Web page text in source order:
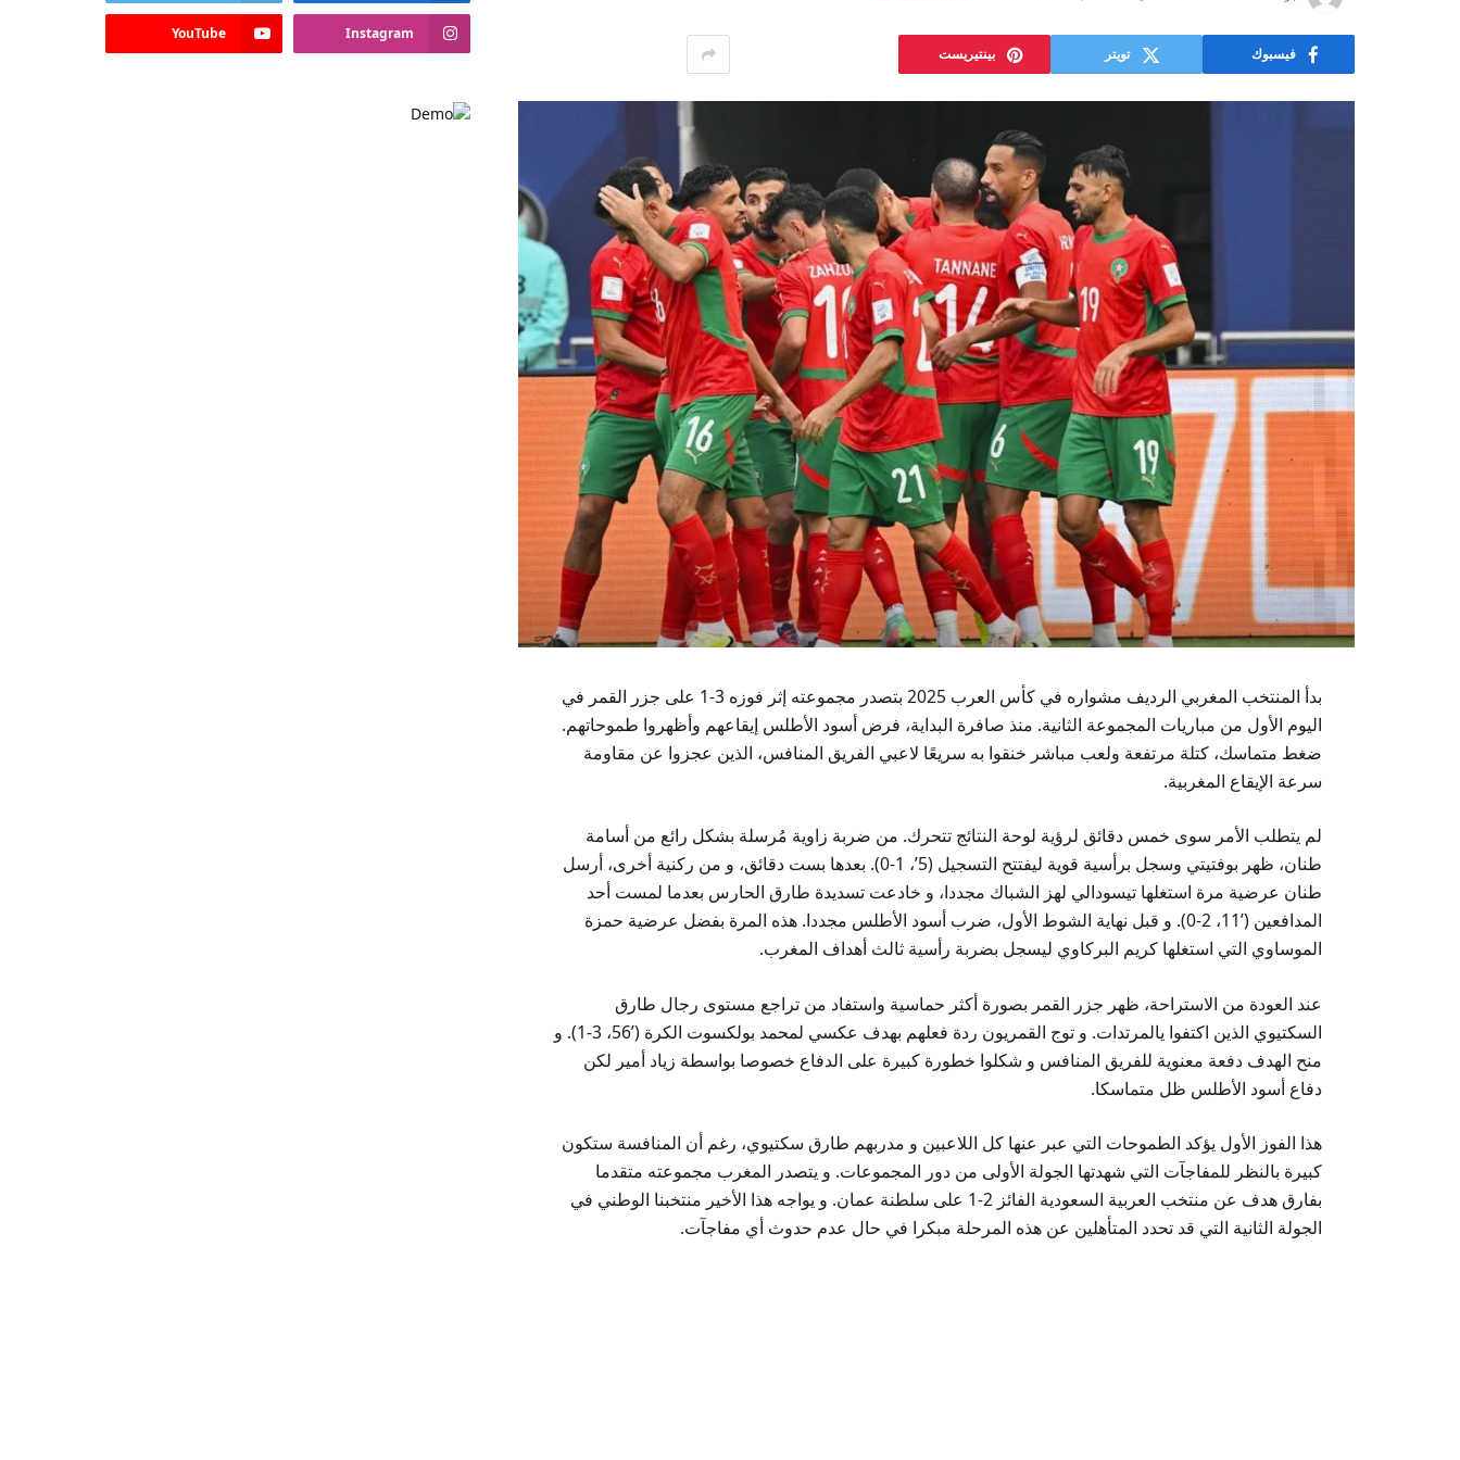
فيسبوك تويتر بينتيريست
بدأ المنتخب المغربي الرديف مشواره في كأس العرب 2025 بتصدر مجموعته إثر فوزه 3-1 على جزر القمر في
اليوم الأول من مباريات المجموعة الثانية. منذ صافرة البداية، فرض أسود الأطلس إيقاعهم وأظهروا طموحاتهم.
ضغط متماسك، كتلة مرتفعة ولعب مباشر خنقوا به سريعًا لاعبي الفريق المنافس، الذين عجزوا عن مقاومة
سرعة الإيقاع المغربية.
لم يتطلب الأمر سوى خمس دقائق لرؤية لوحة النتائج تتحرك. من ضربة زاوية مُرسلة بشكل رائع من أسامة
طنان، ظهر بوفتيتي وسجل برأسية قوية ليفتتح التسجيل (5’، 1-0). بعدها بست دقائق، و من ركنية أخرى، أرسل
طنان عرضية مرة استغلها تيسودالي لهز الشباك مجددا، و خادعت تسديدة طارق الحارس بعدما لمست أحد
المدافعين (’11، 2-0). و قبل نهاية الشوط الأول، ضرب أسود الأطلس مجددا. هذه المرة بفضل عرضية حمزة
الموساوي التي استغلها كريم البركاوي ليسجل بضربة رأسية ثالث أهداف المغرب.
عند العودة من الاستراحة، ظهر جزر القمر بصورة أكثر حماسية واستفاد من تراجع مستوى رجال طارق
السكتيوي الذين اكتفوا يالمرتدات. و توج القمريون ردة فعلهم بهدف عكسي لمحمد بولكسوت الكرة (’56، 3-1). و
منح الهدف دفعة معنوية للفريق المنافس و شكلوا خطورة كبيرة على الدفاع خصوصا بواسطة زياد أمير لكن
دفاع أسود الأطلس ظل متماسكا.
هذا الفوز الأول يؤكد الطموحات التي عبر عنها كل اللاعبين و مدربهم طارق سكتيوي، رغم أن المنافسة ستكون
كبيرة بالنظر للمفاجآت التي شهدتها الجولة الأولى من دور المجموعات. و يتصدر المغرب مجموعته متقدما
بفارق هدف عن منتخب العربية السعودية الفائز 2-1 على سلطنة عمان. و يواجه هذا الأخير منتخبنا الوطني في
الجولة الثانية التي قد تحدد المتأهلين عن هذه المرحلة مبكرا في حال عدم حدوث أي مفاجآت.
Instagram
YouTube